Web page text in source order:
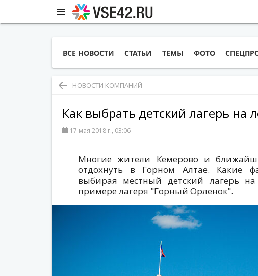
ВСЕ НОВОСТИ СТАТЬИ ТЕМЫ ФОТО
НОВОСТИ КОМПАНИЙ
Как выбрать детский лагерь на
17 мая 2018 г., 03:06
Многие жители Кемерово и
отдохнуть в Горном Алтае. Какие
выбирая местный детский лагерь
примере лагеря "Горный Орленок".